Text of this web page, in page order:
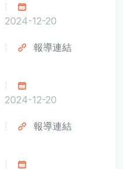
2024-12-20
報導連結
2024-12-20
報導連結